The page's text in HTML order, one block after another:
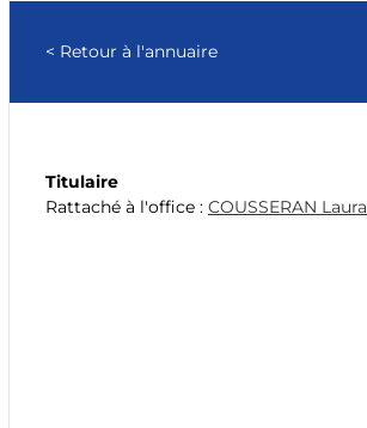
< Retour à l'annuaire
Titulaire
Rattaché à l'office : COUSSERAN Laura